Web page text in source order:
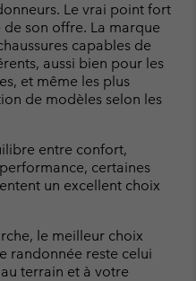
Le vrai point fort
de son offre. La marque
capables de
aussi bien pour les
et même les plus
de modèles selon les
entre confort,
certaines
un excellent choix
le meilleur choix
randonnée reste celui
terrain et à votre